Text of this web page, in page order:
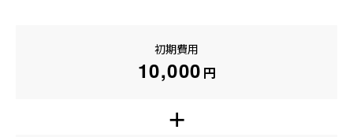
初期費用
10,000 円
+